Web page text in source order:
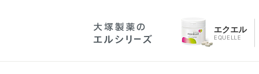
エクエル
EQUELLE